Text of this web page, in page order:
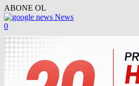
ABONE OL
News
0